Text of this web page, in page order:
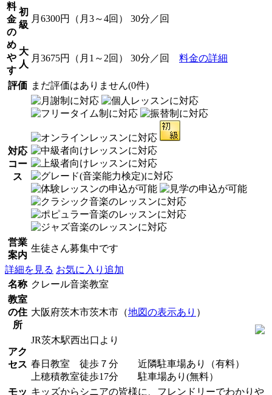
料
金
の
め
や
す
初
級
月6300円（月3～4回） 30分／回
大
人
月3675円（月1～2回） 30分／回 料金の詳細
評価 まだ評価はありません(0件)
対応
コー
ス
営業
案内
生徒さん募集中です
詳細を見る お気に入り追加
名称 クレール音楽教室
教室
の住
所
大阪府茨木市茨木市（地図の表示あり ）
アク
セス
JR茨木駅西出口より
春日教室 徒歩７分 近隣駐車場あり（有料）
上穂積教室徒歩17分 駐車場あり(無料）
モッ キッズからシニアの皆様に、フレンドリーでわかりや